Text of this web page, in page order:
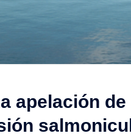
apelación de